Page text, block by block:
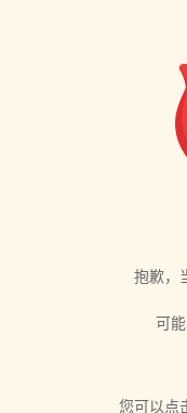
抱歉，
可
您可以点